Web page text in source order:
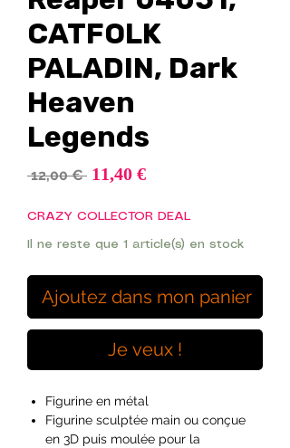
CATFOLK
PALADIN, Dark
Heaven
Legends
12,00 € Prix
11,40 €Prix
CRAZY COLLECTOR DEAL
Il ne reste que 1 article(s) en stock
Ajoutez dans mon panier
Je veux !
Figurine en métal
Figurine sculptée main ou conçue
en 3D puis moulée pour la